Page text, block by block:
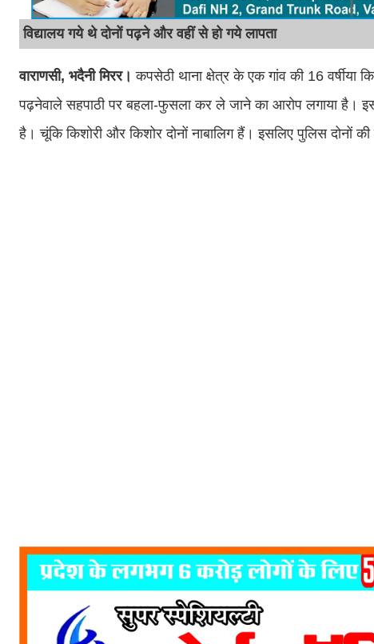
विद्यालय गये थे दोनों पढ़ने और वहीं से हो गये लापता
वाराणसी, भदैनी मिरर।कपसेठी थाना क्षेत्र के एक गांव की 16 वर्षीया
पढ़नेवाले सहपाठी पर बहला-फुसला कर ले जाने का आरोप लगाया है।
है। चूंकि किशोरी और किशोर दोनों नाबालिग हैं। इसलिए पुलिस दोनों